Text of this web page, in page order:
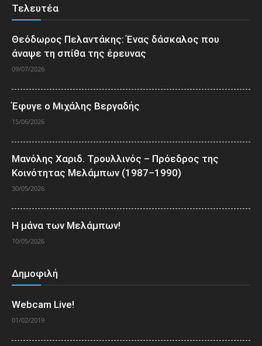
Τελευτέα
Θεόδωρος Πελαντάκης: Ένας δάσκαλος που
άναψε τη σπίθα της έρευνας
09/07/2026
Έφυγε ο Μιχάλης Βεργαδής
15/06/2026
Μανόλης Χαριδ. Τρουλλινός – Πρόεδρος της
Κοινότητας Μελάμπων (1987–1990)
30/05/2026
Η μάνα των Μελάμπων!
10/05/2026
Δημοφιλή
Webcam Live!
01/02/2019